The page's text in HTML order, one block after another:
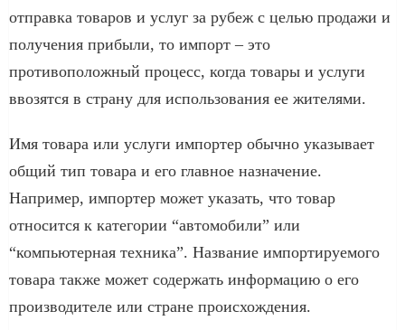
отправка товаров и услуг за рубеж с целью продажи и
получения прибыли, то импорт – это
противоположный процесс, когда товары и услуги
ввозятся в страну для использования ее жителями.
Имя товара или услуги импортер обычно указывает
общий тип товара и его главное назначение.
Например, импортер может указать, что товар
относится к категории “автомобили” или
“компьютерная техника”. Название импортируемого
товара также может содержать информацию о его
производителе или стране происхождения.